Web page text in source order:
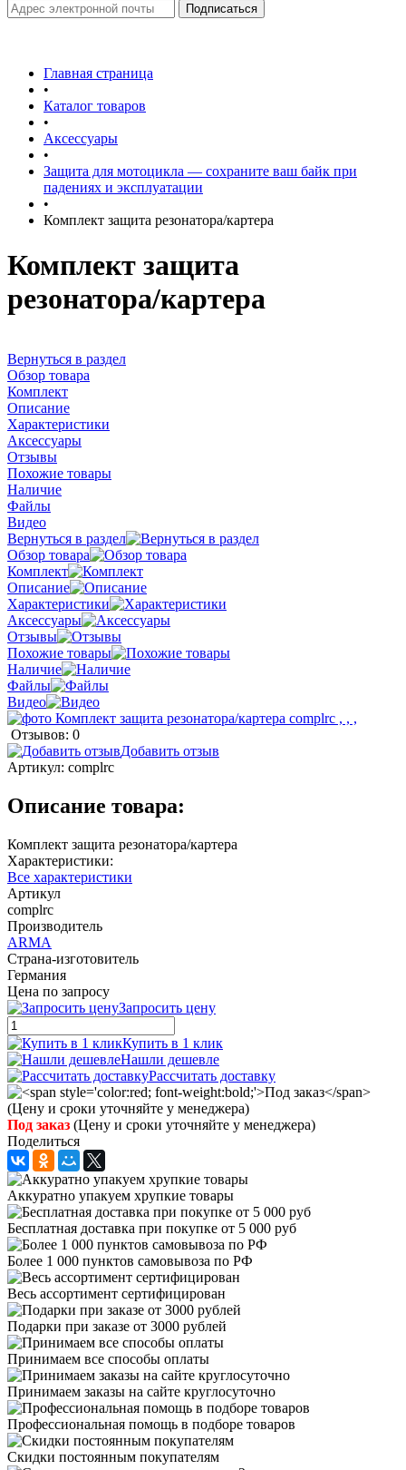
Главная страница
•
Каталог товаров
•
Аксессуары
•
Защита для мотоцикла — сохраните ваш байк при
падениях и эксплуатации
•
Комплект защита резонатора/картера
Комплект защита
резонатора/картера
Вернуться в раздел
Обзор товара
Комплект
Описание
Характеристики
Аксессуары
Отзывы
Похожие товары
Наличие
Файлы
Видео
Вернуться в раздел
Обзор товара
Комплект
Описание
Характеристики
Аксессуары
Отзывы
Похожие товары
Наличие
Файлы
Видео
Отзывов: 0
Добавить отзыв
Артикул: complrc
Описание товара:
Комплект защита резонатора/картера
Характеристики:
Все характеристики
Артикул
complrc
Производитель
ARMA
Страна-изготовитель
Германия
Цена по запросу
Запросить цену
Купить в 1 клик
Нашли дешевле
Рассчитать доставку
Под заказ (Цену и сроки уточняйте у менеджера)
Поделиться
Аккуратно упакуем хрупкие товары
Бесплатная доставка при покупке от 5 000 руб
Более 1 000 пунктов самовывоза по РФ
Весь ассортимент сертифицирован
Подарки при заказе от 3000 рублей
Принимаем все способы оплаты
Принимаем заказы на сайте круглосуточно
Профессиональная помощь в подборе товаров
Скидки постоянным покупателям